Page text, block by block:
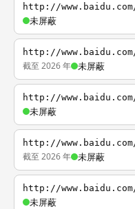
http://www.baidu.com/
未屏蔽
http://www.baidu.com/
截至 2026 年 未屏蔽
http://
未屏蔽
http://
截至 2026 年 未屏蔽
http://
未屏蔽